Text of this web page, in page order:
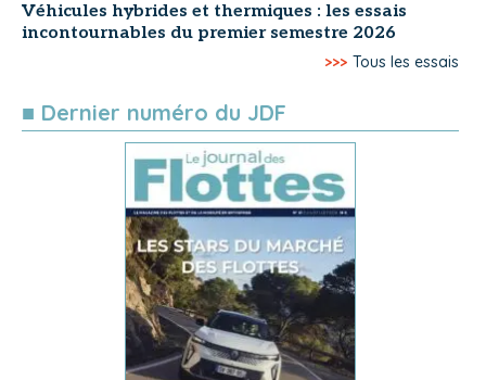
Véhicules hybrides et thermiques : les essais
incontournables du premier semestre 2026
>>> Tous les essais
■ Dernier numéro du JDF